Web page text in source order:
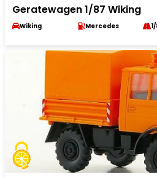
Geratewagen 1/87 Wiking
Wiking Mercedes